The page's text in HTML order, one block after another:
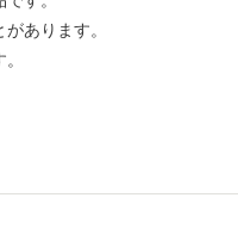
あります。